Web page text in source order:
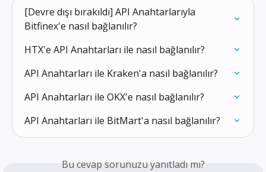
[Devre dışı bırakıldı] API Anahtarlarıyla
Bitfinex'e nasıl bağlanılır?
HTX'e API Anahtarları ile nasıl bağlanılır?
API Anahtarları ile Kraken'a nasıl bağlanılır?
API Anahtarları ile OKX'e nasıl bağlanılır?
API Anahtarları ile BitMart'a nasıl bağlanılır?
Bu cevap sorunuzu yanıtladı mı?